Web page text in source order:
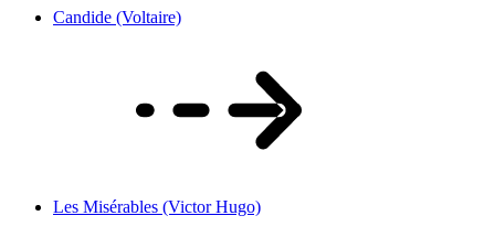
Candide (Voltaire)
Les Misérables (Victor Hugo)